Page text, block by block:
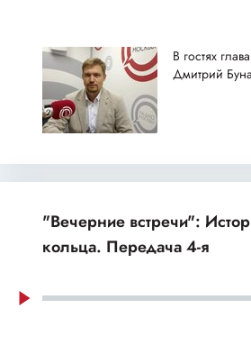
В гостях
Дмитрий
"Вечерние встречи":
кольца. Передача 4-я